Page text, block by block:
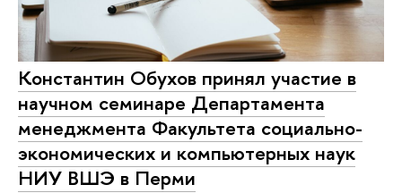
Константин Обухов принял участие в
научном семинаре Департамента
менеджмента Факультета социально-
экономических и компьютерных наук
НИУ ВШЭ в Перми